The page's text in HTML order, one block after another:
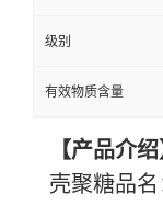
级别
有效物质含量
【产品介绍
壳聚糖品